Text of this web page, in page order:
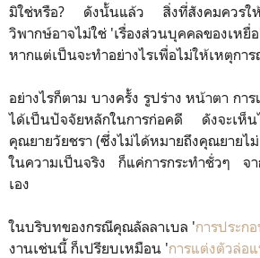
มิใช่หรือ? ดังนั้นแล้ว สิ่งที่สังคมควรให้
วิพากษ์อาจไม่ใช่ 'เรื่องส่วนบุคคลของเหยื่
หากแต่เป็นจะทำอย่างไรเพื่อไม่ให้เหตุกา
อย่างไรก็ตาม บางครั้ง รูปร่าง หน้าตา กา
ได้เป็นปัจจัยหลักในการก่อคดี ดังจะเห็
คุณยายวัยชรา (ซึ่งไม่ได้หมายถึงคุณยายไ
ในความเป็นจริง ก็แค่การกระทำชั่วๆ จ
เอง
ในบริบทของกรณีคุณลัลลาเบล 'การประก
งานเช่นนี้ ก็เปรียบเหมือน 'การแต่งตัวล่อ